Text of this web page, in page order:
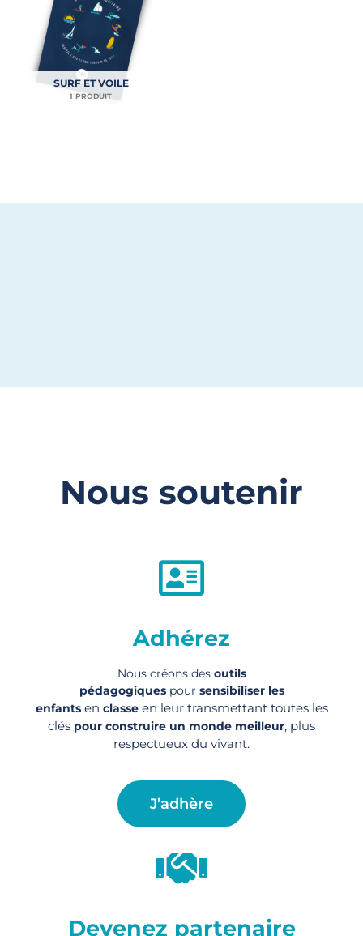
SURF ET VOILE
1 PRODUIT
Nous soutenir
Adhérez
Nous créons des outils
pédagogiquespour sensibiliser les
enfantsen classeen leur transmettant toutes les
clés pour construire un monde meilleur, plus
respectueux du vivant.
J’adhère
Devenez partenaire